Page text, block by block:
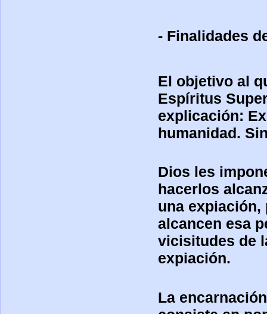
- Finalidades
El objetivo al
Espíritus
explicación:
humanidad.
Dios les
hacerlos
una expiación,
alcancen esa
vicisitudes de
expiación.
La